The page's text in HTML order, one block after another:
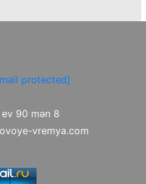
protected]
90 mən 8
vremya.com